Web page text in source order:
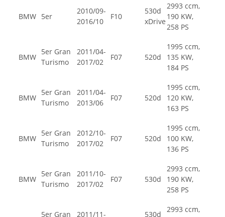
BMW 5er
2010/09-
2016/10
F10
530d
xDrive
2993 ccm,
190 KW,
258 PS
BMW
5er Gran
Turismo
2011/04-
2017/02
F07 520d
1995 ccm,
135 KW,
184 PS
BMW
5er Gran
Turismo
2011/04-
2013/06
F07 520d
1995 ccm,
120 KW,
163 PS
BMW
5er Gran
Turismo
2012/10-
2017/02
F07 520d
1995 ccm,
100 KW,
136 PS
BMW
5er Gran
Turismo
2011/10-
2017/02
F07 530d
2993 ccm,
190 KW,
258 PS
5er Gran 2011/11- 530d
2993 ccm,